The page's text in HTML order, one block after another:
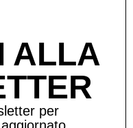
ALLA
per